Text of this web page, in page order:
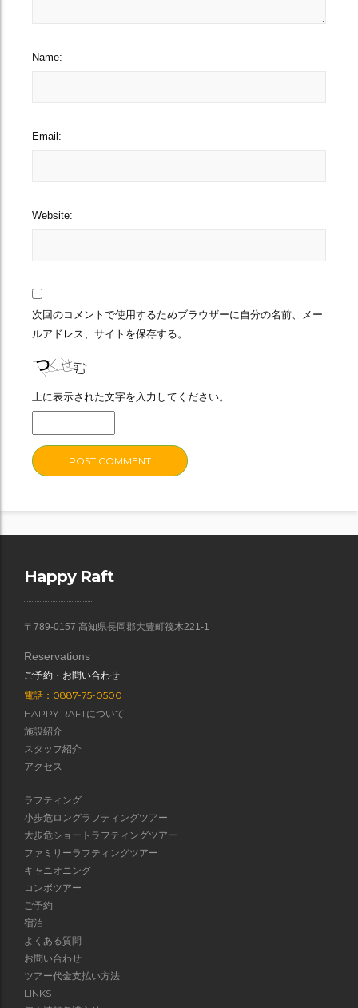
Name:
Email:
Website:
次回のコメントで使用するためブラウザーに自分の名前、メー
ルアドレス、サイトを保存する。
上に表示された文字を入力してください。
Happy Raft
〒789-0157 高知県長岡郡大豊町筏木221-1
Reservations
ご予約・お問い合わせ
電話：0887-75-0500
HAPPY RAFTについて
施設紹介
スタッフ紹介
アクセス
ラフティング
小歩危ロングラフティングツアー
大歩危ショートラフティングツアー
ファミリーラフティングツアー
キャニオニング
コンボツアー
ご予約
宿泊
よくある質問
お問い合わせ
ツアー代金支払い方法
LINKS